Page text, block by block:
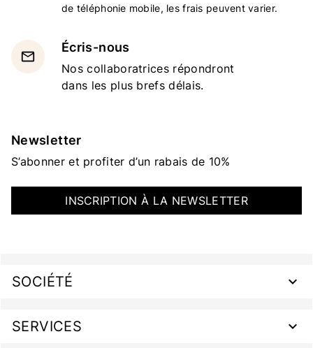
de téléphonie mobile, les frais peuvent varier.
email
Écris-nous
Nos collaboratrices répondront
dans les plus brefs délais.
Newsletter
S’abonner et profiter d’un rabais de 10%
INSCRIPTION À LA NEWSLETTER
SOCIÉTÉ
SERVICES